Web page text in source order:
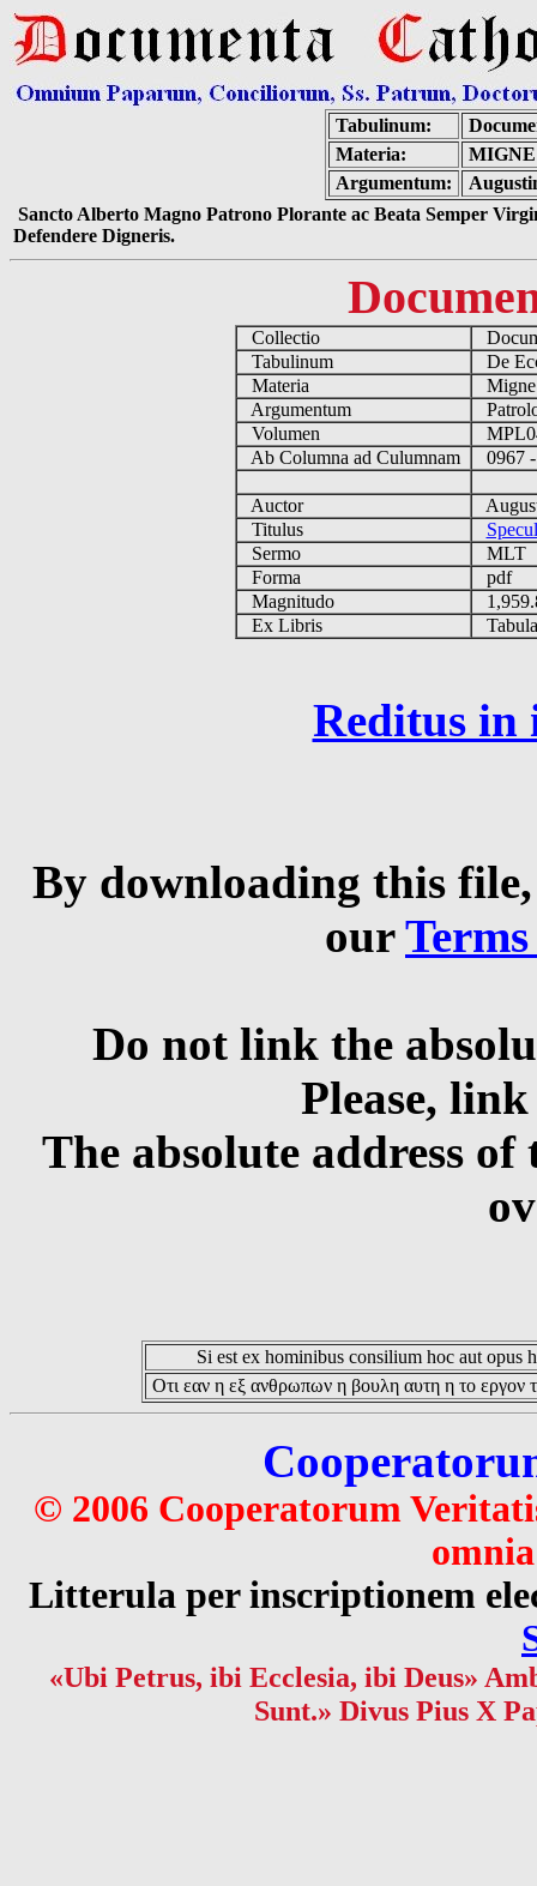
Tabulinum:
Materia:
MIGNE
Argumentum:
Sancto Alberto Magno Patrono Plorante ac Beata Semper
Defendere Digneris.
Collectio
Tabulinum
De
Materia
Argumentum
Volumen
Ab Columna ad Culumnam
0967
Auctor
Titulus
Sermo
MLT
Forma
pdf
Magnitudo
Ex Libris
Reditus in
By downloading this
our
Do not link the
Please,
The absolute address
Si est ex hominibus consilium hoc aut opus
Οτι εαν η εξ ανθρωπων η βουλη αυτη η το εργον
© 2006 Cooperatorum
Litterula per inscriptionem
«Ubi Petrus, ibi Ecclesia, ibi Deus»
Sunt.» Divus Pius X